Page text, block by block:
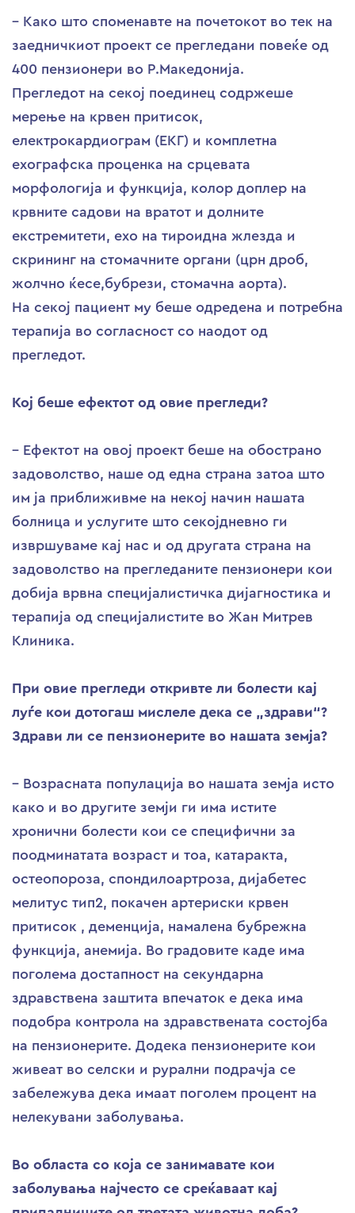
– Како што споменавте на почетокот во тек на
заедничкиот проект се прегледани повеќе од
400 пензионери во Р.Македонија.
Прегледот на секој поединец содржеше
мерење на крвен притисок,
електрокардиограм (ЕКГ) и комплетна
ехографска проценка на срцевата
морфологија и функција, колор доплер на
крвните садови на вратот и долните
екстремитети, ехо на тироидна жлезда и
скрининг на стомачните органи (црн дроб,
жолчно ќесе,бубрези, стомачна аорта).
На секој пациент му беше одредена и потребна
терапија во согласност со наодот од
прегледот.
Кој беше ефектот од овие прегледи?
– Ефектот на овој проект беше на обострано
задоволство, наше од една страна затоа што
им ја приближивме на некој начин нашата
болница и услугите што секојдневно ги
извршуваме кај нас и од другата страна на
задоволство на прегледаните пензионери кои
добија врвна специјалистичка дијагностика и
терапија од специјалистите во Жан Митрев
Клиника.
При овие прегледи откривте ли болести кај
луѓе кои дотогаш мислеле дека се „здрави“?
Здрави ли се пензионерите во нашата земја?
– Возрасната популација во нашата земја исто
како и во другите земји ги има истите
хронични болести кои се специфични за
поодминатата возраст и тоа, катаракта,
остеопороза, спондилоартроза, дијабетес
мелитус тип2, покачен артериски крвен
притисок , деменција, намалена бубрежна
функција, анемија. Во градовите каде има
поголема достапност на секундарна
здравствена заштита впечаток е дека има
подобра контрола на здравствената состојба
на пензионерите. Додека пензионерите кои
живеат во селски и рурални подрачја се
забележува дека имаат поголем процент на
нелекувани заболувања.
Во областа со која се занимавате кои
заболувања најчесто се среќаваат кај